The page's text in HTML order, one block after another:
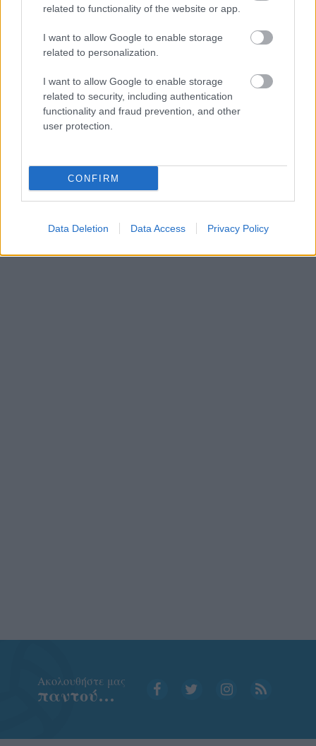
related to functionality of the website or app.
I want to allow Google to enable storage
related to personalization.
I want to allow Google to enable storage
related to security, including authentication
functionality and fraud prevention, and other
user protection.
CONFIRM
Data Deletion Data Access Privacy Policy
ΗΛΙΑΣ ΠΑΠΑΪΩΑΝΝΟΥ
Αναγνώριση και σεβασμός
οι σημαντικότερες νίκες του
Α.Ο. Θήρας
Aκολουθήστε μας
παντού…